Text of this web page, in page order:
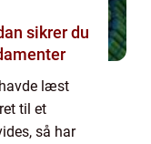
sikrer du
læst
til et
så har